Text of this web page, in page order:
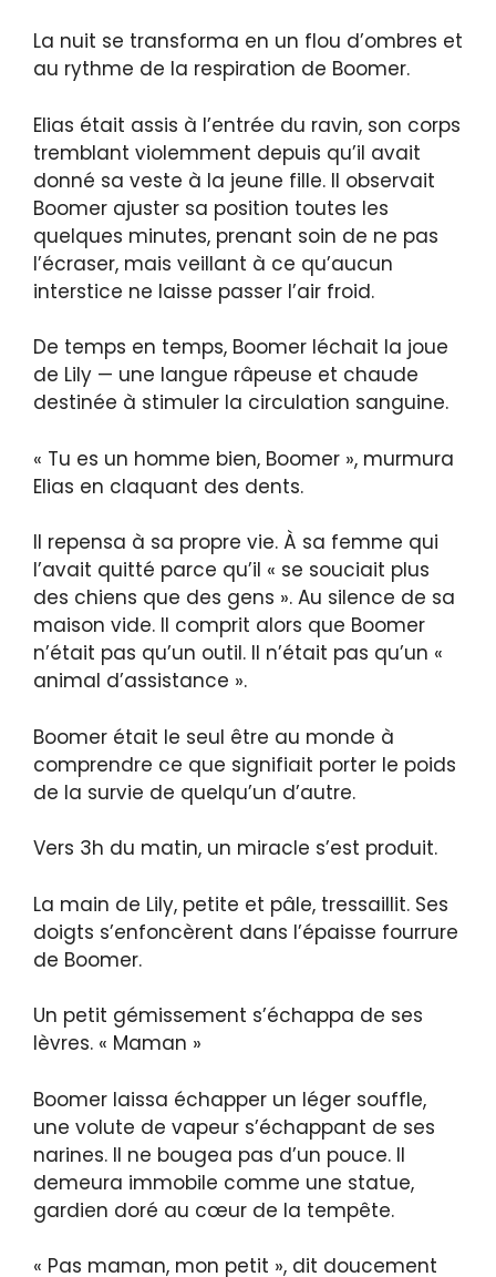
La nuit se transforma en un flou d’ombres et
au rythme de la respiration de Boomer.
Elias était assis à l’entrée du ravin, son corps
tremblant violemment depuis qu’il avait
donné sa veste à la jeune fille. Il observait
Boomer ajuster sa position toutes les
quelques minutes, prenant soin de ne pas
l’écraser, mais veillant à ce qu’aucun
interstice ne laisse passer l’air froid.
De temps en temps, Boomer léchait la joue
de Lily — une langue râpeuse et chaude
destinée à stimuler la circulation sanguine.
« Tu es un homme bien, Boomer », murmura
Elias en claquant des dents.
Il repensa à sa propre vie. À sa femme qui
l’avait quitté parce qu’il « se souciait plus
des chiens que des gens ». Au silence de sa
maison vide. Il comprit alors que Boomer
n’était pas qu’un outil. Il n’était pas qu’un «
animal d’assistance ».
Boomer était le seul être au monde à
comprendre ce que signifiait porter le poids
de la survie de quelqu’un d’autre.
Vers 3h du matin, un miracle s’est produit.
La main de Lily, petite et pâle, tressaillit. Ses
doigts s’enfoncèrent dans l’épaisse fourrure
de Boomer.
Un petit gémissement s’échappa de ses
lèvres. « Maman »
Boomer laissa échapper un léger souffle,
une volute de vapeur s’échappant de ses
narines. Il ne bougea pas d’un pouce. Il
demeura immobile comme une statue,
gardien doré au cœur de la tempête.
« Pas maman, mon petit », dit doucement